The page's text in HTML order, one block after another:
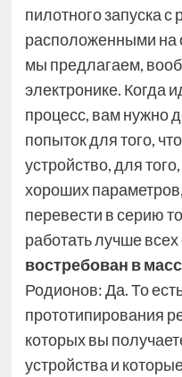
пилотного запуска
расположенными на
мы предлагаем,
электронике. Когда
процесс, вам нужно
попыток для того,
устройство, для
хороших
перевести в серию
работать лучше
востребован в
Родионов: Да. То
прототипирования
которых вы
устройства и